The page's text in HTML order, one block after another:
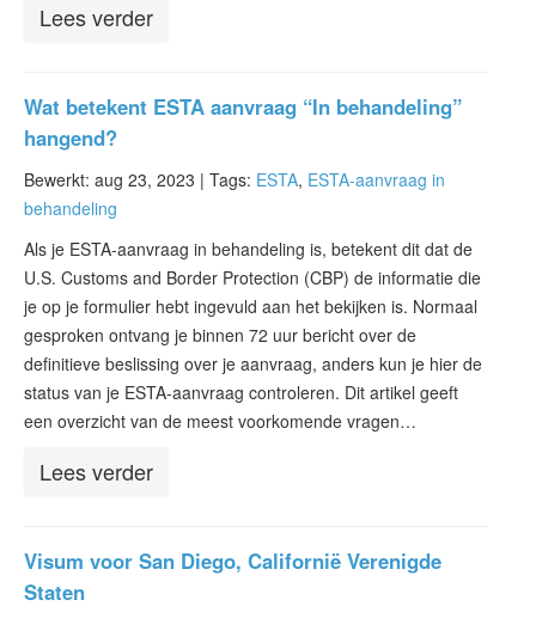
Lees verder
Wat betekent ESTA aanvraag “In behandeling”
hangend?
Bewerkt: aug 23, 2023 | Tags: ESTA, ESTA-aanvraag in
behandeling
Als je ESTA-aanvraag in behandeling is, betekent dit dat de
U.S. Customs and Border Protection (CBP) de informatie die
je op je formulier hebt ingevuld aan het bekijken is. Normaal
gesproken ontvang je binnen 72 uur bericht over de
definitieve beslissing over je aanvraag, anders kun je hier de
status van je ESTA-aanvraag controleren. Dit artikel geeft
een overzicht van de meest voorkomende vragen…
Lees verder
Visum voor San Diego, Californië Verenigde
Staten